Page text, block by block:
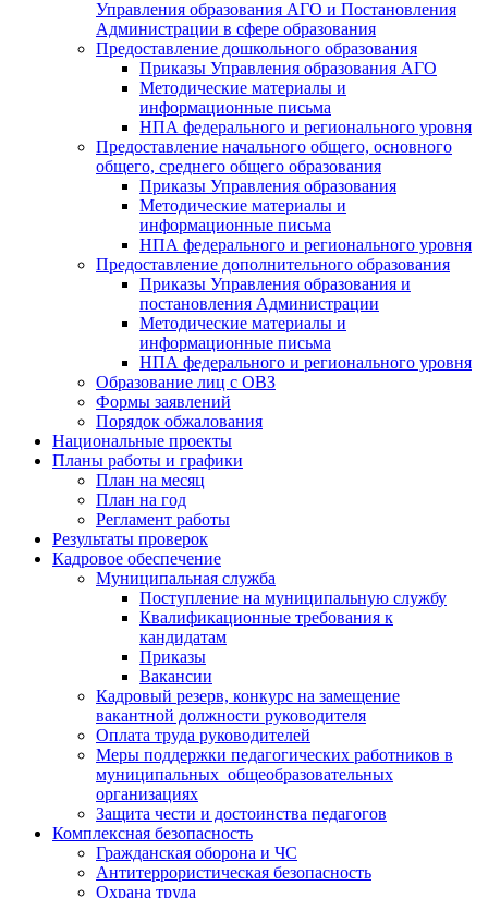
Управления образования АГО и Постановления
Администрации в сфере образования
Предоставление дошкольного образования
Приказы Управления образования АГО
Методические материалы и
информационные письма
НПА федерального и регионального уровня
Предоставление начального общего, основного
общего, среднего общего образования
Приказы Управления образования
Методические материалы и
информационные письма
НПА федерального и регионального уровня
Предоставление дополнительного образования
Приказы Управления образования и
постановления Администрации
Методические материалы и
информационные письма
НПА федерального и регионального уровня
Образование лиц с ОВЗ
Формы заявлений
Порядок обжалования
Национальные проекты
Планы работы и графики
План на месяц
План на год
Регламент работы
Результаты проверок
Кадровое обеспечение
Муниципальная служба
Поступление на муниципальную службу
Квалификационные требования к
кандидатам
Приказы
Вакансии
Кадровый резерв, конкурс на замещение
вакантной должности руководителя
Оплата труда руководителей
Меры поддержки педагогических работников в
муниципальных общеобразовательных
организациях
Защита чести и достоинства педагогов
Комплексная безопасность
Гражданская оборона и ЧС
Антитеррористическая безопасность
Охрана труда